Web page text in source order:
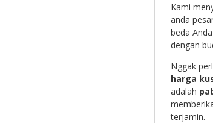
Kami
anda
beda
dengan
Nggak
harga
adalah
terjamin.